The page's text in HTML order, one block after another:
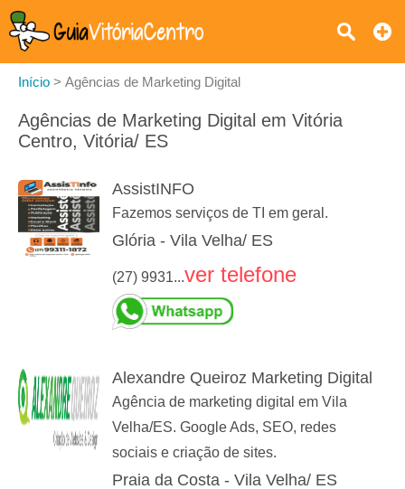
Início > Agências de Marketing Digital
Agências de Marketing Digital em Vitória
Centro, Vitória/ ES
AssistINFO
Fazemos serviços de TI em geral.
Glória - Vila Velha/ ES
(27) 9931...ver telefone
Alexandre Queiroz Marketing Digital
Agência de marketing digital em Vila
Velha/ES. Google Ads, SEO, redes
sociais e criação de sites.
Praia da Costa - Vila Velha/ ES